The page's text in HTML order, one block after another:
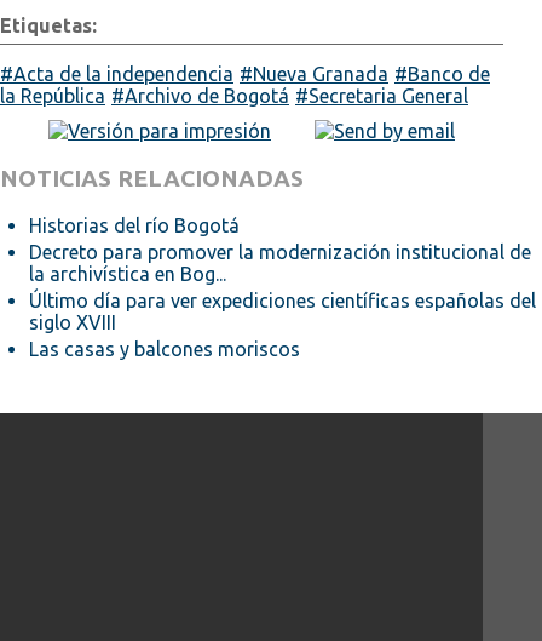
Etiquetas:
Acta de la independencia Nueva Granada
Banco de
la República
Archivo de Bogotá Secretaria General
NOTICIAS RELACIONADAS
Historias del río Bogotá
Decreto para promover la modernización institucional de
la archivística en Bog...
Último día para ver expediciones científicas españolas del
siglo XVIII
Las casas y balcones moriscos